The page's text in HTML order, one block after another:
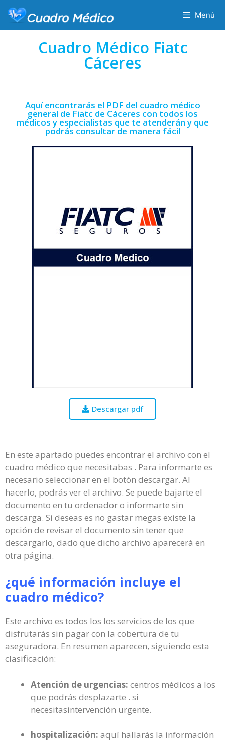
Menú
Cuadro Médico Fiatc
Cáceres
Aquí encontrarás el PDF del cuadro médico
general de Fiatc de Cáceres con todos los
médicos y especialistas que te atenderán y que
podrás consultar de manera fácil
Descargar pdf
En este apartado puedes encontrar el archivo con el
cuadro médico que necesitabas . Para informarte es
necesario seleccionar en el botón descargar. Al
hacerlo, podrás ver el archivo. Se puede bajarte el
documento en tu ordenador o informarte sin
descarga. Si deseas es no gastar megas existe la
opción de revisar el documento sin tener que
descargarlo, dado que dicho archivo aparecerá en
otra página.
¿qué información incluye el
cuadro médico?
Este archivo es todos los los servicios de los que
disfrutarás sin pagar con la cobertura de tu
aseguradora. En resumen aparecen, siguiendo esta
clasificación:
Atención de urgencias: centros médicos a los
que podrás desplazarte . si
necesitasintervención urgente.
hospitalización: aquí hallarás la información